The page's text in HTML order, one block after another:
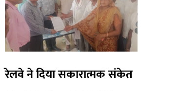
रेलवे ने दिया सकारात्मक संकेत